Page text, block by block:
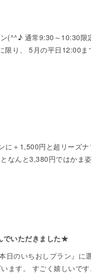
(^^♪ 通常9:30～10:30限
限り、 5月の平日12:00ま
に＋1,500円と超リーズナ
なんと3,380円ではかま姿
でいただきました★
日のいちおしプラン』に
ます。 すごく嬉しいです